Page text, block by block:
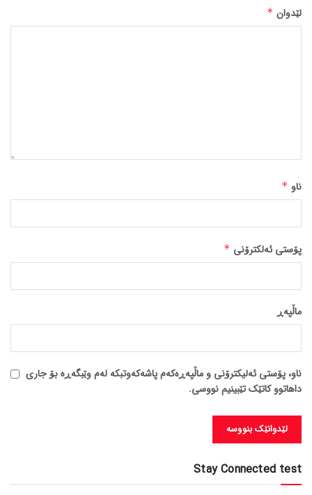
لێدوان *
ناو *
پۆستی ئەلکترۆنی *
ماڵپه‌ڕ
ناو، پۆستی ئەلیکترۆنی و ماڵپەڕەکەم پاشەکەوتبکە لەم وێبگەڕە بۆ جاری
داهاتوو کاتێک تێبینیم نووسی.
Stay Connected test